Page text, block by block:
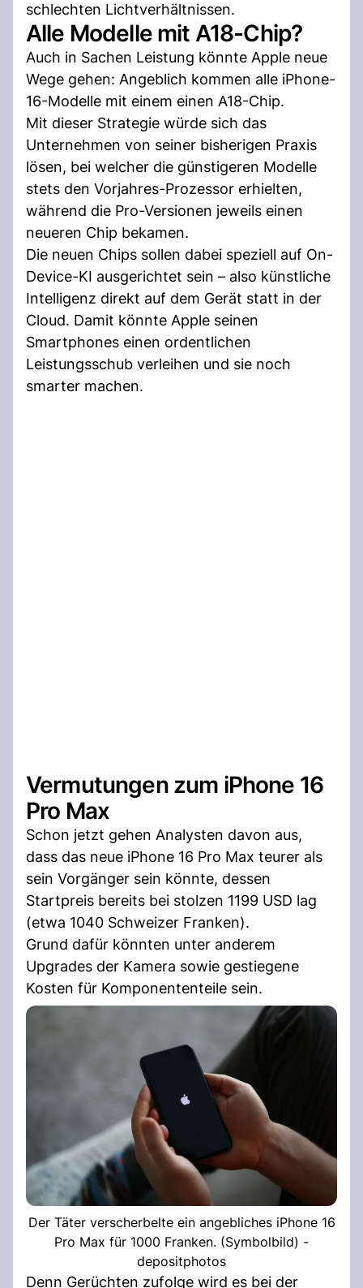
schlechten Lichtverhältnissen.
Alle Modelle mit A18-Chip?
Auch in Sachen Leistung könnte Apple neue
Wege gehen: Angeblich kommen alle iPhone-
16-Modelle mit einem einen A18-Chip.
Mit dieser Strategie würde sich das
Unternehmen von seiner bisherigen Praxis
lösen, bei welcher die günstigeren Modelle
stets den Vorjahres-Prozessor erhielten,
während die Pro-Versionen jeweils einen
neueren Chip bekamen.
Die neuen Chips sollen dabei speziell auf On-
Device-KI ausgerichtet sein – also künstliche
Intelligenz direkt auf dem Gerät statt in der
Cloud. Damit könnte Apple seinen
Smartphones einen ordentlichen
Leistungsschub verleihen und sie noch
smarter machen.
Vermutungen zum iPhone 16
Pro Max
Schon jetzt gehen Analysten davon aus,
dass das neue iPhone 16 Pro Max teurer als
sein Vorgänger sein könnte, dessen
Startpreis bereits bei stolzen 1199 USD lag
(etwa 1040 Schweizer Franken).
Grund dafür könnten unter anderem
Upgrades der Kamera sowie gestiegene
Kosten für Komponententeile sein.
Der Täter verscherbelte ein angebliches iPhone 16
Pro Max für 1000 Franken. (Symbolbild) -
depositphotos
Denn Gerüchten zufolge wird es bei der